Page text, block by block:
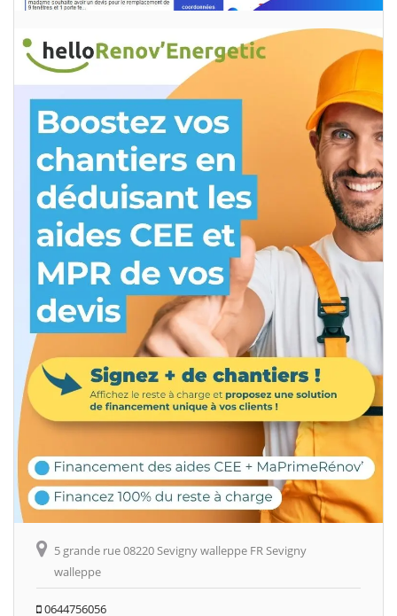
5 grande rue 08220 Sevigny walleppe FR Sevigny
walleppe
0644756056